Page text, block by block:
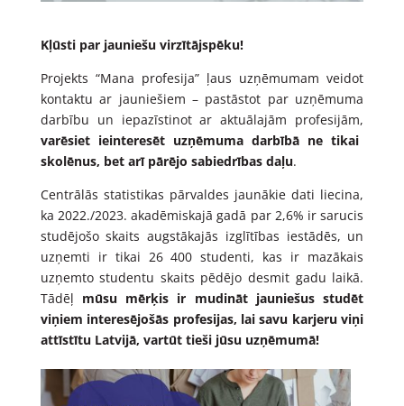
Kļūsti par jauniešu virzītājspēku!
Projekts “Mana profesija” ļaus uzņēmumam veidot
kontaktu ar jauniešiem – pastāstot par uzņēmuma
darbību un iepazīstinot ar aktuālajām profesijām,
varēsiet ieinteresēt uzņēmuma darbībā ne tikai
skolēnus, bet arī pārējo sabiedrības daļu.
Centrālās statistikas pārvaldes jaunākie dati liecina,
ka 2022./2023. akadēmiskajā gadā par 2,6% ir sarucis
studējošo skaits augstākajās izglītības iestādēs, un
uzņemti ir tikai 26 400 studenti, kas ir mazākais
uzņemto studentu skaits pēdējo desmit gadu laikā.
Tādēļ mūsu mērķis ir mudināt jauniešus studēt
viņiem interesējošās profesijas, lai savu karjeru viņi
attīstītu Latvijā, vartūt tieši jūsu uzņēmumā!